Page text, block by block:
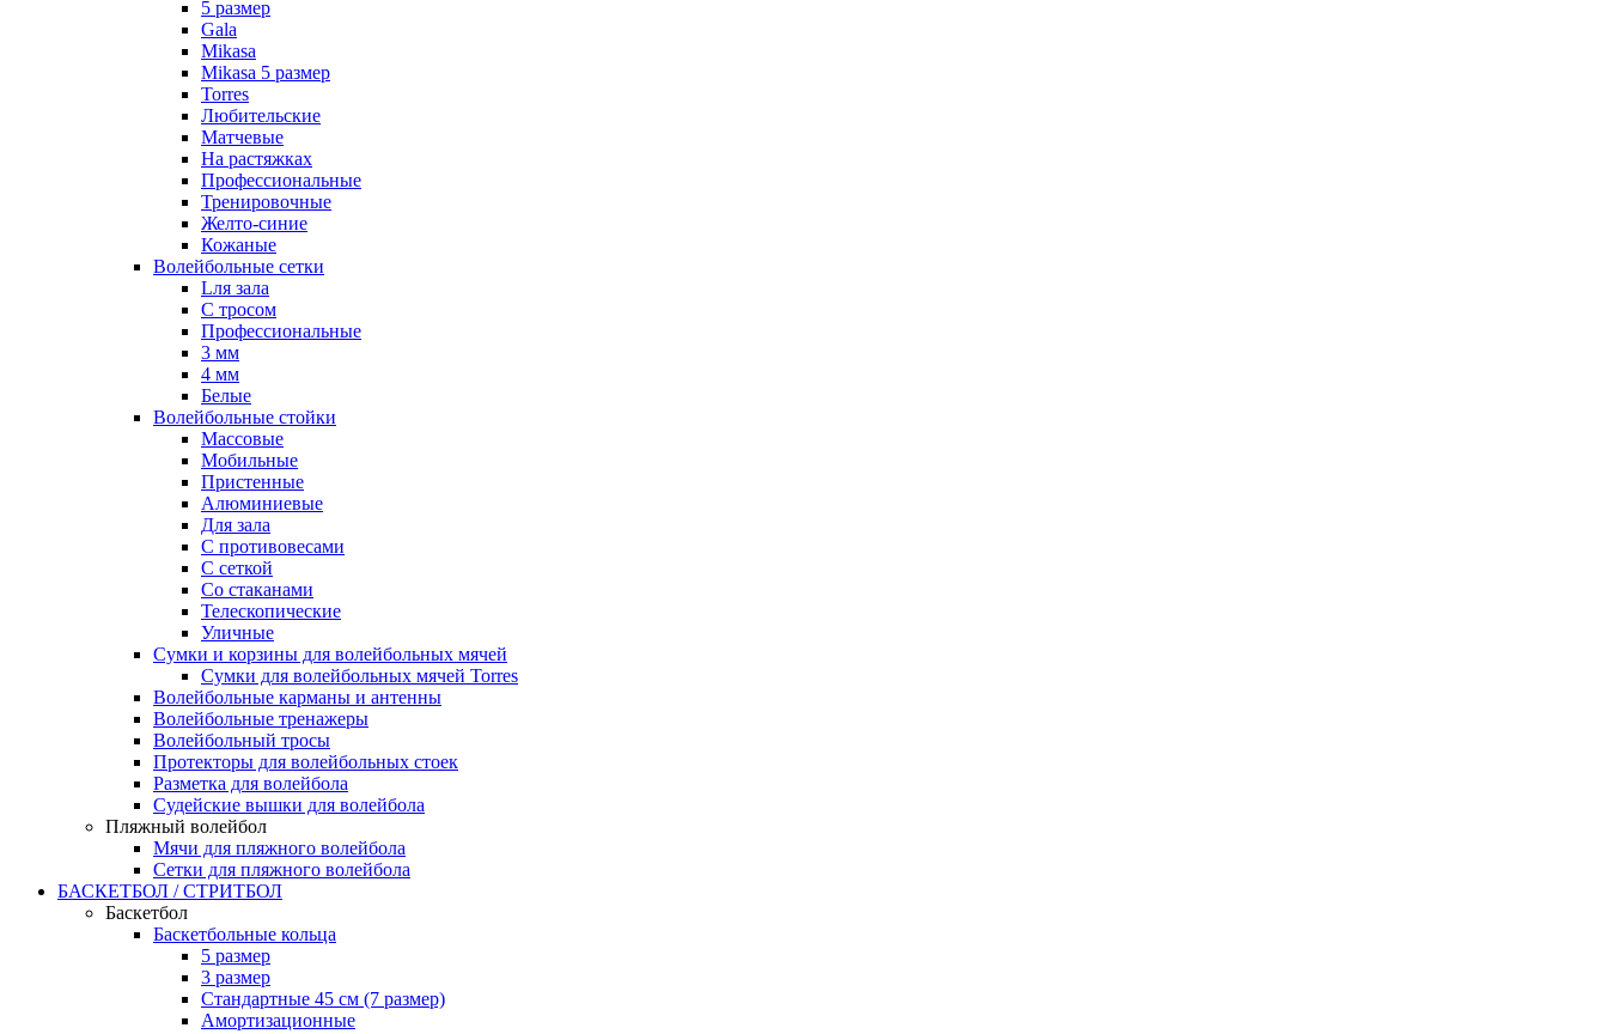
5 размер
Gala
Mikasa
Mikasa 5 размер
Torres
Любительские
Матчевые
На растяжках
Профессиональные
Тренировочные
Желто-синие
Кожаные
Волейбольные сетки
Lля зала
C тросом
Профессиональные
3 мм
4 мм
Белые
Волейбольные стойки
Массовые
Мобильные
Пристенные
Алюминиевые
Для зала
С противовесами
С сеткой
Со стаканами
Телескопические
Уличные
Сумки и корзины для волейбольных мячей
Сумки для волейбольных мячей Torres
Волейбольные карманы и антенны
Волейбольные тренажеры
Волейбольный тросы
Протекторы для волейбольных стоек
Разметка для волейбола
Судейские вышки для волейбола
Пляжный волейбол
Мячи для пляжного волейбола
Сетки для пляжного волейбола
БАСКЕТБОЛ / СТРИТБОЛ
Баскетбол
Баскетбольные кольца
5 размер
3 размер
Стандартные 45 см (7 размер)
Амортизационные